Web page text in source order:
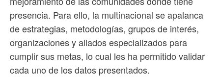
presencia. Para ello, la multinacional se apalanca
de estrategias, metodologías, grupos de interés,
organizaciones y aliados especializados para
cumplir sus metas, lo cual les ha permitido validar
cada uno de los datos presentados.